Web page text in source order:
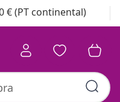
€ (PT continental)